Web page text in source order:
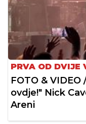
PRVA OD DVIJE
FOTO & VIDEO
ovdje!" Nick
Areni